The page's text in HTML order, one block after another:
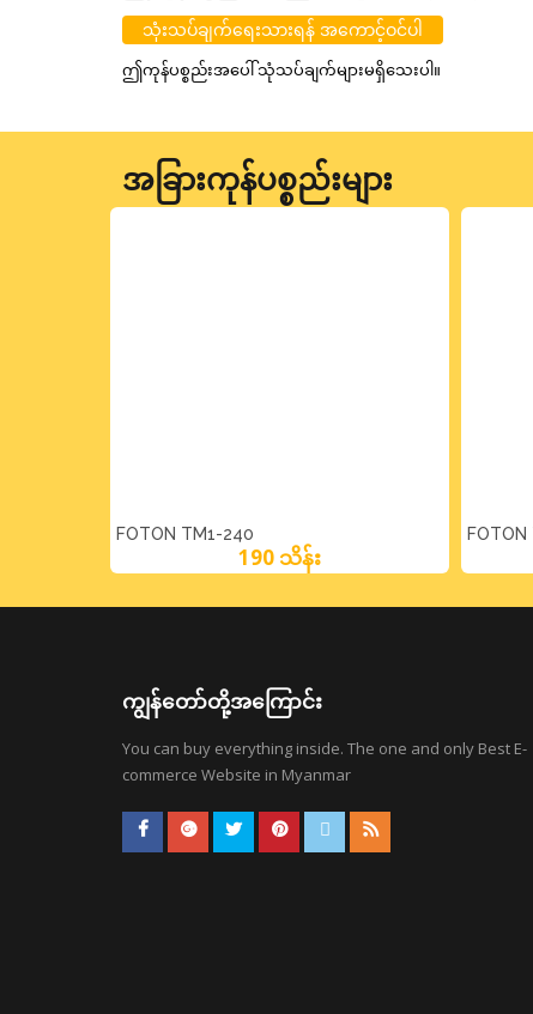
သုံးသပ်ချက်ရေးသားရန် အကောင့်ဝင်ပါ
ဤကုန်ပစ္စည်းအပေါ် သုံသပ်ချက်များမရှိသေးပါ။
အခြားကုန်ပစ္စည်းများ
FOTON TM1-240
190 သိန်း
FOTON
ကျွန်တော်တို့အကြောင်း
You can buy everything inside. The one and only Best E-
commerce Website in Myanmar